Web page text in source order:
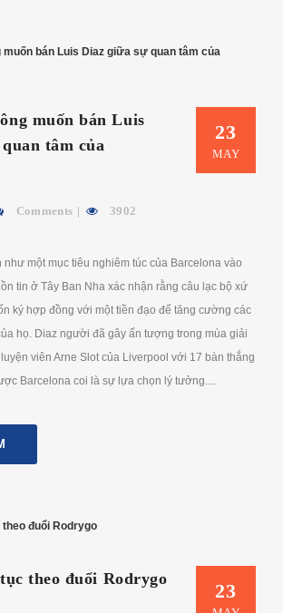
23
MAY
muốn bán Luis
tâm của
Comments 3902
như một mục tiêu nghiêm túc của Barcelona vào
tin ở Tây Ban Nha xác nhận rằng câu lạc bộ xứ
ký hợp đồng với một tiền đạo để tăng cường các
họ. Diaz người đã gây ấn tượng trong mùa giải
viên Arne Slot của Liverpool với 17 bàn thắng
Barcelona coi là sự lựa chọn lý tưởng....
23
theo đuổi Rodrygo